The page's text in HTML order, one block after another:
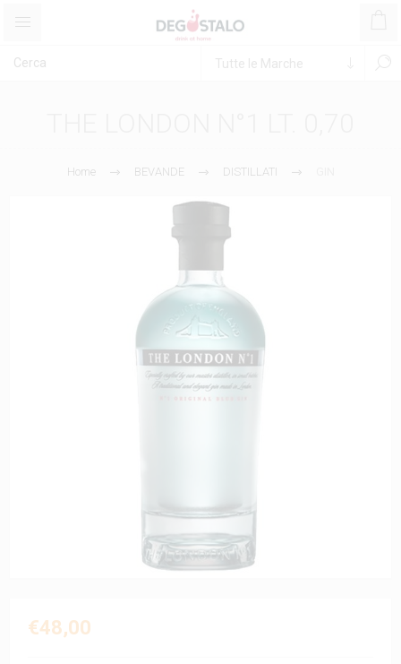
Home BEVANDE DISTILLATI
€48,00